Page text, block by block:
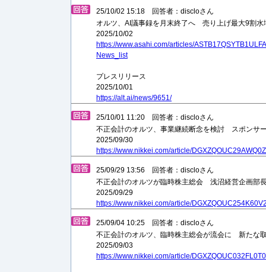
25/10/02 15:18 回答者：discloさん
オルツ、AI議事録を月末終了へ 売り上げ最大9割水
2025/10/02
https://www.asahi.com/articles/
News_list
プレスリリース
2025/10/01
https://alt.ai/news/9651/
25/10/01 11:20 回答者：discloさん
不正会計のオルツ、事業継続断念を検討 スポンサ
2025/09/30
https://www.nikkei.com/article/
25/09/29 13:56 回答者：discloさん
不正会計のオルツが臨時株主総会 浅沼経営企画部
2025/09/29
https://www.nikkei.com/article/
25/09/04 10:25 回答者：discloさん
不正会計のオルツ、臨時株主総会が流会に 新たな
2025/09/03
https://www.nikkei.com/article/